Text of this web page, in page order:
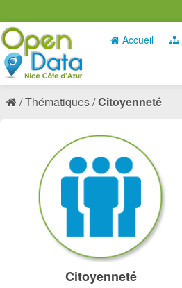
Accueil
Thématiques Citoyenneté
Citoyenneté